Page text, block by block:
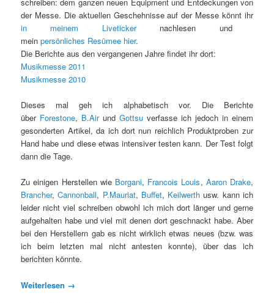
der Messe. Die aktuellen Geschehnisse auf der Messe könnt ihr
in meinem Livetickernachlesen und
meinpersönliches Resümee hier.
Die Berichte aus den vergangenen Jahre findet ihr dort:
Musikmesse 2011
Musikmesse 2010
Dieses mal geh ich alphabetisch vor. Die Berichte
über Forestone, B.AirundGottsu verfasse ich jedoch in einem
gesonderten Artikel, da ich dort nun reichlich Produktproben zur
Hand habe und diese etwas intensiver testen kann. Der Test folgt
dann die Tage.
Zu einigen Herstellen wie Borgani, Francois Louis, Aaron Drake,
Brancher,Cannonball, P.Mauriat, Buffet, Keilwerth usw. kann ich
leider nicht viel schreiben obwohl ich mich dort länger und gerne
aufgehalten habe und viel mit denen dort geschnackt habe. Aber
bei den Herstellern gab es nicht wirklich etwas neues (bzw. was
ich beim letzten mal nicht antesten konnte), über das ich
berichten könnte.
Weiterlesen →